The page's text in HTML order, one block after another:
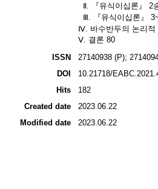
Ⅱ. 『유식이십론』 2
Ⅲ. 『유식이십론』
Ⅳ. 바수반두의 논리
Ⅴ. 결론 80
ISSN
27140938 (P);
DOI
10.21718/
Hits
182
Created date
2023.06.22
Modified date
2023.06.22